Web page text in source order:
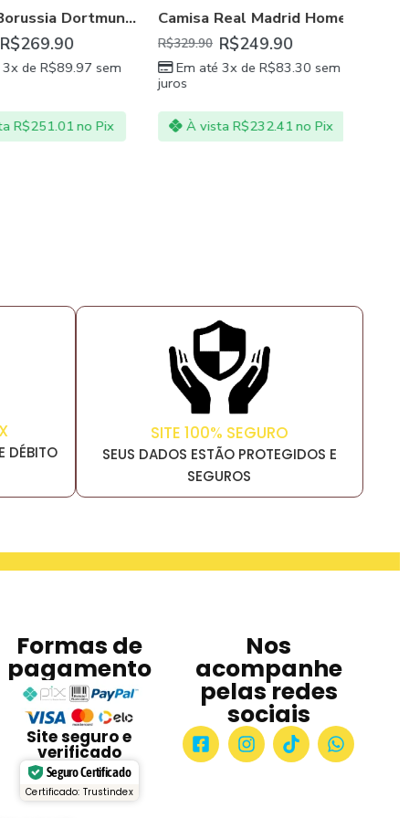
,STADE RENNAIS UDINESE CALCIO,WATFORD
Camisa Borussia Dortmund II 20/21 Preta Masculina
269.90
R$89.97sem
251.01no Pix
Camisa Real Madrid Home 21/22 Masculina Branco
329.90 R$ 249.90
Em até 3x deR$83.30sem
juros
À vistaR$232.41no Pix
DÉBITO
SITE 100% SEGURO
SEUS DADOS ESTÃO PROTEGIDOS E
SEGUROS
Formas de
pagamento
Site seguro e
verificado
Seguro Certificado
Certificado: Trustindex
Nos
acompanhe
pelas redes
sociais